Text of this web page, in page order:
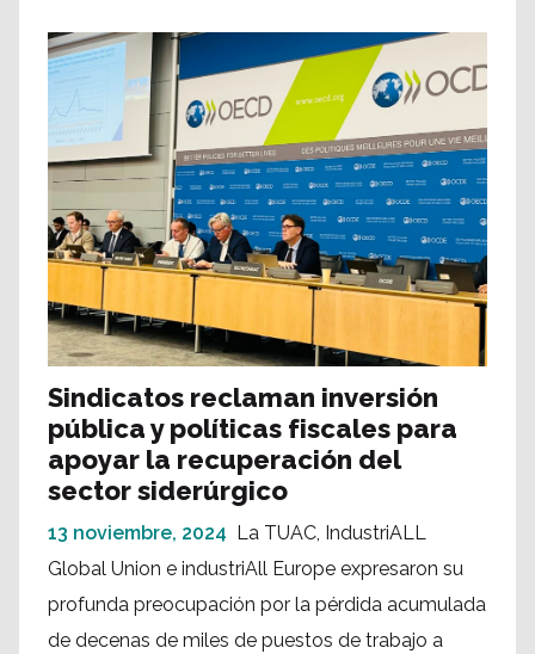
Sindicatos reclaman inversión
pública y políticas fiscales para
apoyar la recuperación del
sector siderúrgico
13 noviembre, 2024
La TUAC, IndustriALL
Global Union e industriAll Europe expresaron su
profunda preocupación por la pérdida acumulada
de decenas de miles de puestos de trabajo a